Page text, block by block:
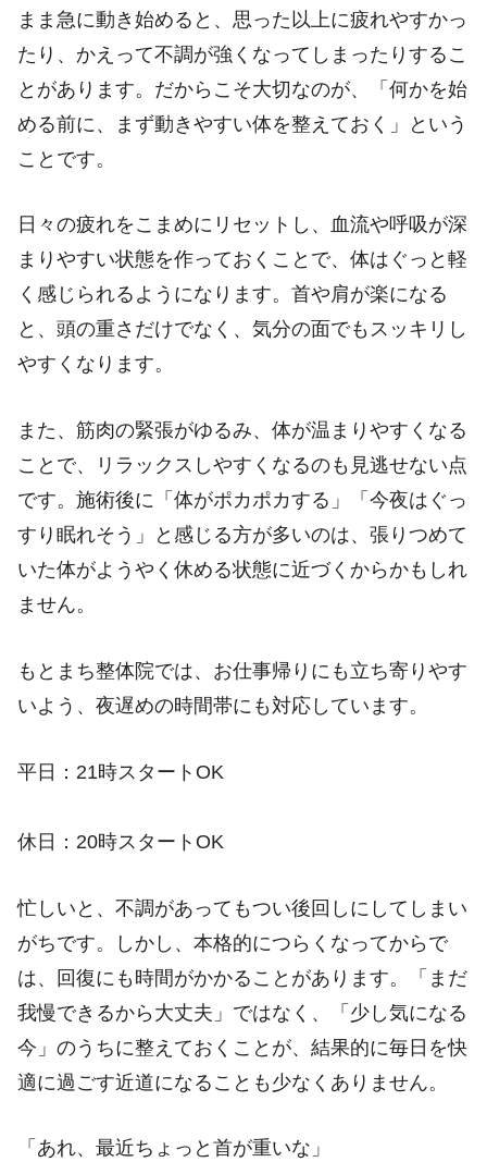
まま急に動き始めると、思った以上に疲れやすかっ
たり、かえって不調が強くなってしまったりするこ
とがあります。だからこそ大切なのが、「何かを始
める前に、まず動きやすい体を整えておく」という
ことです。
日々の疲れをこまめにリセットし、血流や呼吸が深
まりやすい状態を作っておくことで、体はぐっと軽
く感じられるようになります。首や肩が楽になる
と、頭の重さだけでなく、気分の面でもスッキリし
やすくなります。
また、筋肉の緊張がゆるみ、体が温まりやすくなる
ことで、リラックスしやすくなるのも見逃せない点
です。施術後に「体がポカポカする」「今夜はぐっ
すり眠れそう」と感じる方が多いのは、張りつめて
いた体がようやく休める状態に近づくからかもしれ
ません。
もとまち整体院では、お仕事帰りにも立ち寄りやす
いよう、夜遅めの時間帯にも対応しています。
平日：21時スタートOK
休日：20時スタートOK
忙しいと、不調があってもつい後回しにしてしまい
がちです。しかし、本格的につらくなってからで
は、回復にも時間がかかることがあります。「まだ
我慢できるから大丈夫」ではなく、「少し気になる
今」のうちに整えておくことが、結果的に毎日を快
適に過ごす近道になることも少なくありません。
「あれ、最近ちょっと首が重いな」